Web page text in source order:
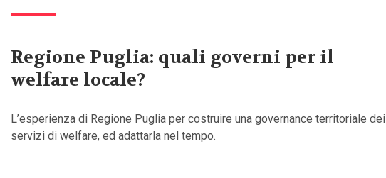
Regione Puglia: quali governi per il
welfare locale?
L’esperienza di Regione Puglia per costruire una governance territoriale dei
servizi di welfare, ed adattarla nel tempo.